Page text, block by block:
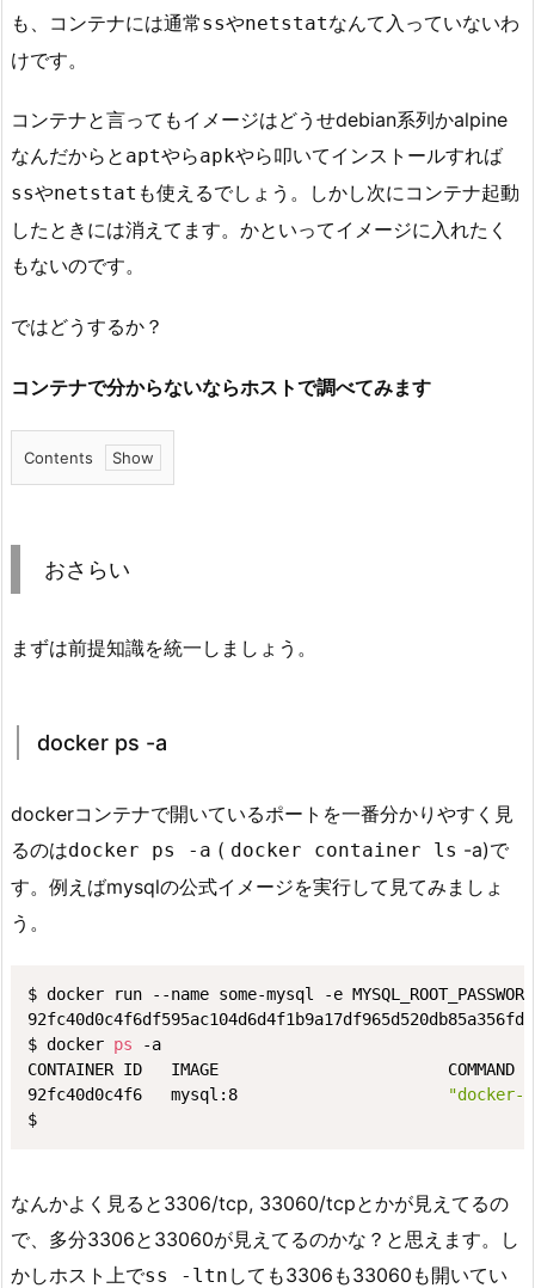
も、コンテナには通常ssやnetstatなんて入っていないわ
けです。
コンテナと言ってもイメージはどうせdebian系列かalpine
なんだからと aptやらapkやら叩いてインストールすれば
ssやnetstat も使えるでしょう。しかし次にコンテナ起動
したときには消えてます。かといってイメージに入れたく
もないのです。
ではどうするか？
コンテナで分からないならホストで調べてみます
Contents
1.
ら
1.
o
r
p
a
1.
2.
d
e
r
e
おさらい
まずは前提知識を統一しましょう。
docker ps -a
dockerコンテナで開いているポートを一番分かりやすく見
るのはdocker ps -a ( docker container ls -a)で
す。例えばmysqlの公式イメージを実行して見てみましょ
う。
$ docker run --name some-mysql -e MYSQL_ROOT_PASSWORD
$ docker ps -a
CONTAINER ID   IMAGE
92fc40d0c4f6   mysql:8
"docker-
$
なんかよく見ると3306/tcp, 33060/tcpとかが見えてるの
で、多分3306と33060が見えてるのかな？と思えます。し
かしホスト上でss -ltn しても3306も33060も開いてい